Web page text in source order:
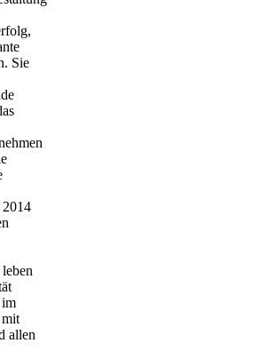
Sie
2014
allen